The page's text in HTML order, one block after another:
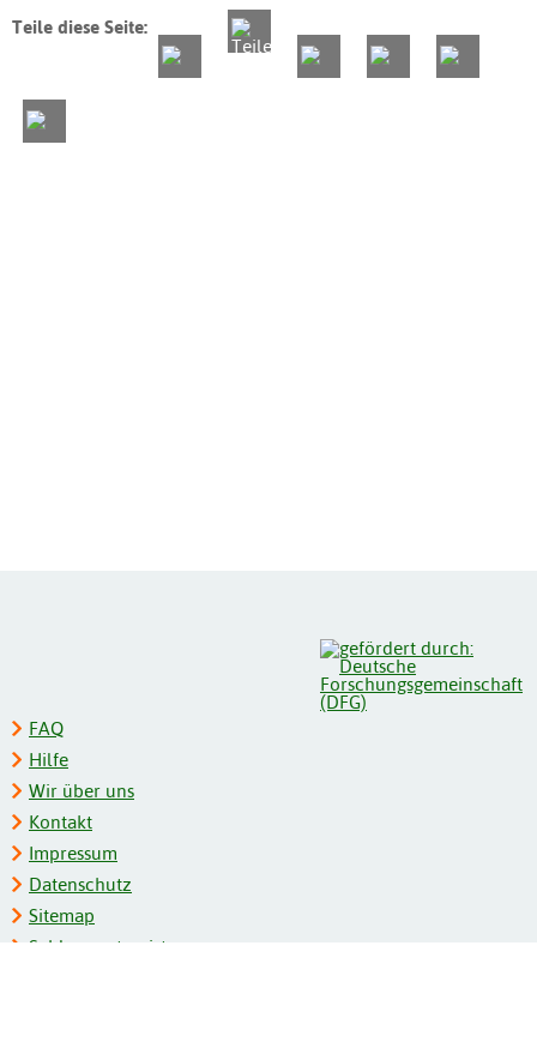
Teile diese Seite:
FAQ
Hilfe
Wir über uns
Kontakt
Impressum
Datenschutz
Sitemap
Schlagwortregister